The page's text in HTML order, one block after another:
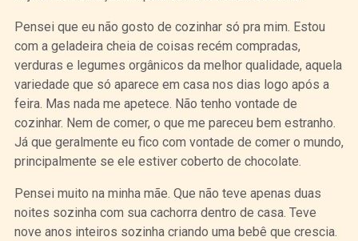
Pensei que eu não gosto de cozinhar só pra mim. Estou
com a geladeira cheia de coisas recém compradas,
verduras e legumes orgânicos da melhor qualidade, aquela
variedade que só aparece em casa nos dias logo após a
feira. Mas nada me apetece. Não tenho vontade de
cozinhar. Nem de comer, o que me pareceu bem estranho.
Já que geralmente eu fico com vontade de comer o mundo,
principalmente se ele estiver coberto de chocolate.
Pensei muito na minha mãe. Que não teve apenas duas
noites sozinha com sua cachorra dentro de casa. Teve
nove anos inteiros sozinha criando uma bebê que crescia.